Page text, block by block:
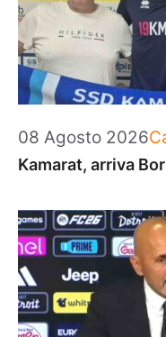
08 Agosto 2026
Kamarat, arriva